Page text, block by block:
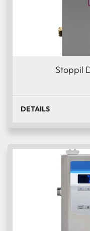
Stoppil
DETAILS